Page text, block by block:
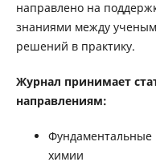
направлено на
знаниями между
решений в практику.
Журнал принимает
направлениям:
Фундаментальные
химии